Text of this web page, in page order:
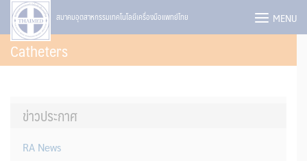
Skip
content
สมาคมอุตสาหกรรมเทคโนโลยีเครื่องมือแพทย์ไทย MENU
Catheters
ข่าวประกาศ
RA News